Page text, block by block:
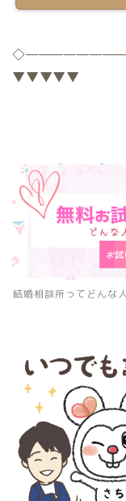
◇
▼▼▼▼▼
結婚相談所ってどんな